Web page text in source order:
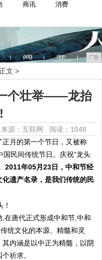
商讯
消费
广告
文 >
个壮举——龙抬
源：互联网 阅读：1048
月的第一个节日，又被称
国民间传统节日。庆祝“龙头
2011年05月23日，中和节经
遗产名录，是我们传统的民
在唐代正式形成中和节,中和
统文化的本源、精髓和灵
内涵是以中正为精髓，以阴
祈求。